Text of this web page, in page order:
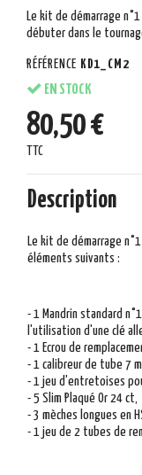
Le kit de démarrage
débuter dans le
RÉFÉRENCE KD1_CM2
EN STOCK
80,50 €
TTC
Description
Le kit de démarrage
éléments suivants :
- 1 Mandrin standard
l'utilisation d'une clé
- 1 Ecrou de
- 1 calibreur de tube 7
- 1 jeu d'entretoises
- 5 Slim Plaqué Or 24 ct,
- 3 mèches longues en
- 1 jeu de 2 tubes de